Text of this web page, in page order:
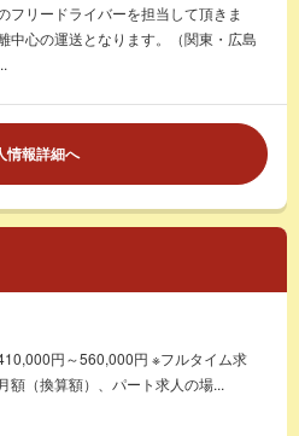
フリードライバーを担当して頂きま
中心の運送となります。（関東・広島
情報詳細へ
円～560,000円 ※フルタイム求
額（換算額）、パート求人の場...